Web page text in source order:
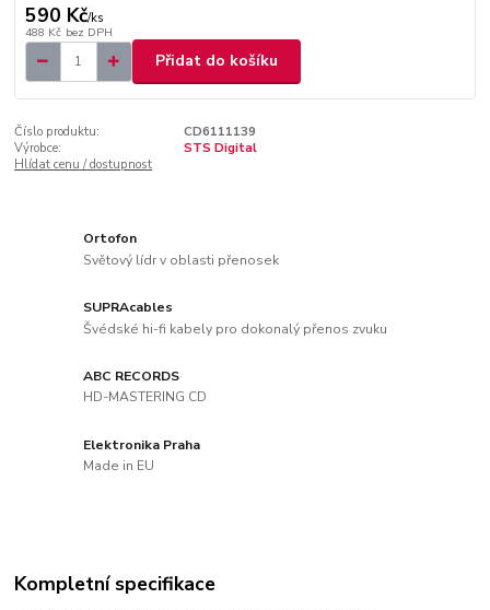
590 Kč/ks
488 Kč bez DPH
Přidat do košíku
Číslo produktu:
CD6111139
Výrobce:
STS Digital
Hlídat cenu / dostupnost
Ortofon
Světový lídr v oblasti přenosek
SUPRAcables
Švédské hi-fi kabely pro dokonalý přenos zvuku
ABC RECORDS
HD-MASTERING CD
Elektronika Praha
Made in EU
Kompletní specifikace